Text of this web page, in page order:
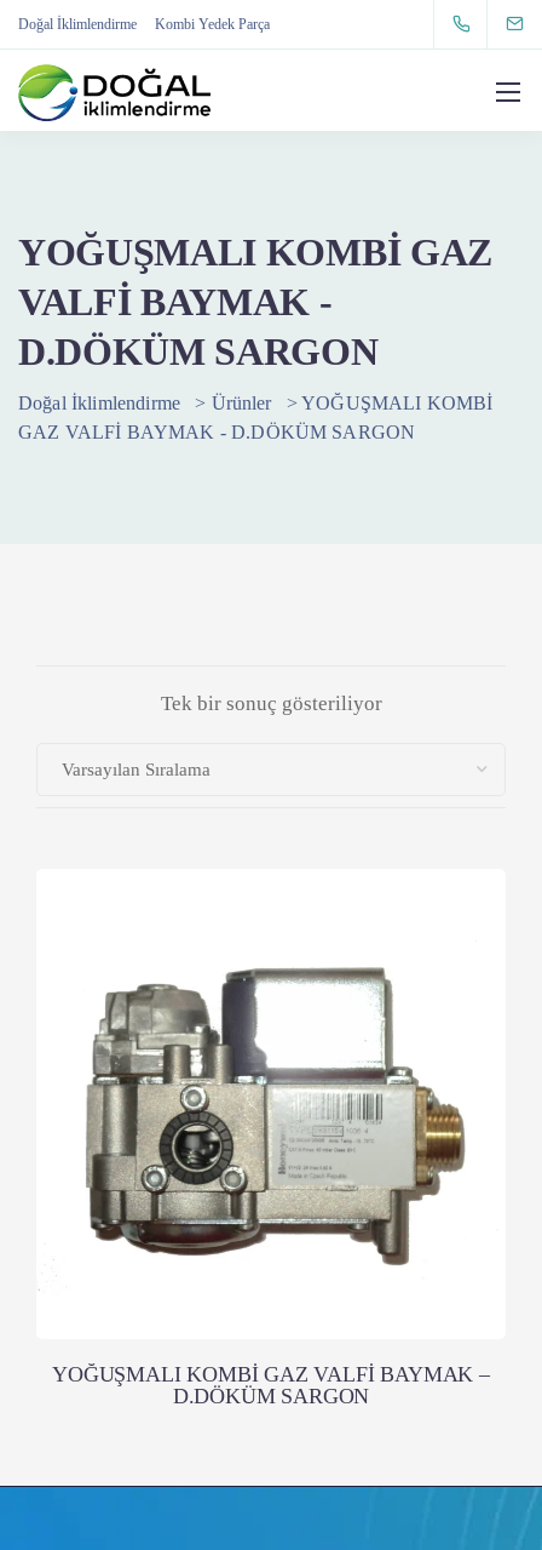
Doğal İklimlendirme Kombi Yedek Parça
YOĞUŞMALI KOMBİ GAZ
VALFİ BAYMAK -
D.DÖKÜM SARGON
Doğal İklimlendirme > Ürünler >YOĞUŞMALI KOMBİ
GAZ VALFİ BAYMAK - D.DÖKÜM SARGON
Tek bir sonuç gösteriliyor
YOĞUŞMALI KOMBİ GAZ VALFİ BAYMAK –
D.DÖKÜM SARGON